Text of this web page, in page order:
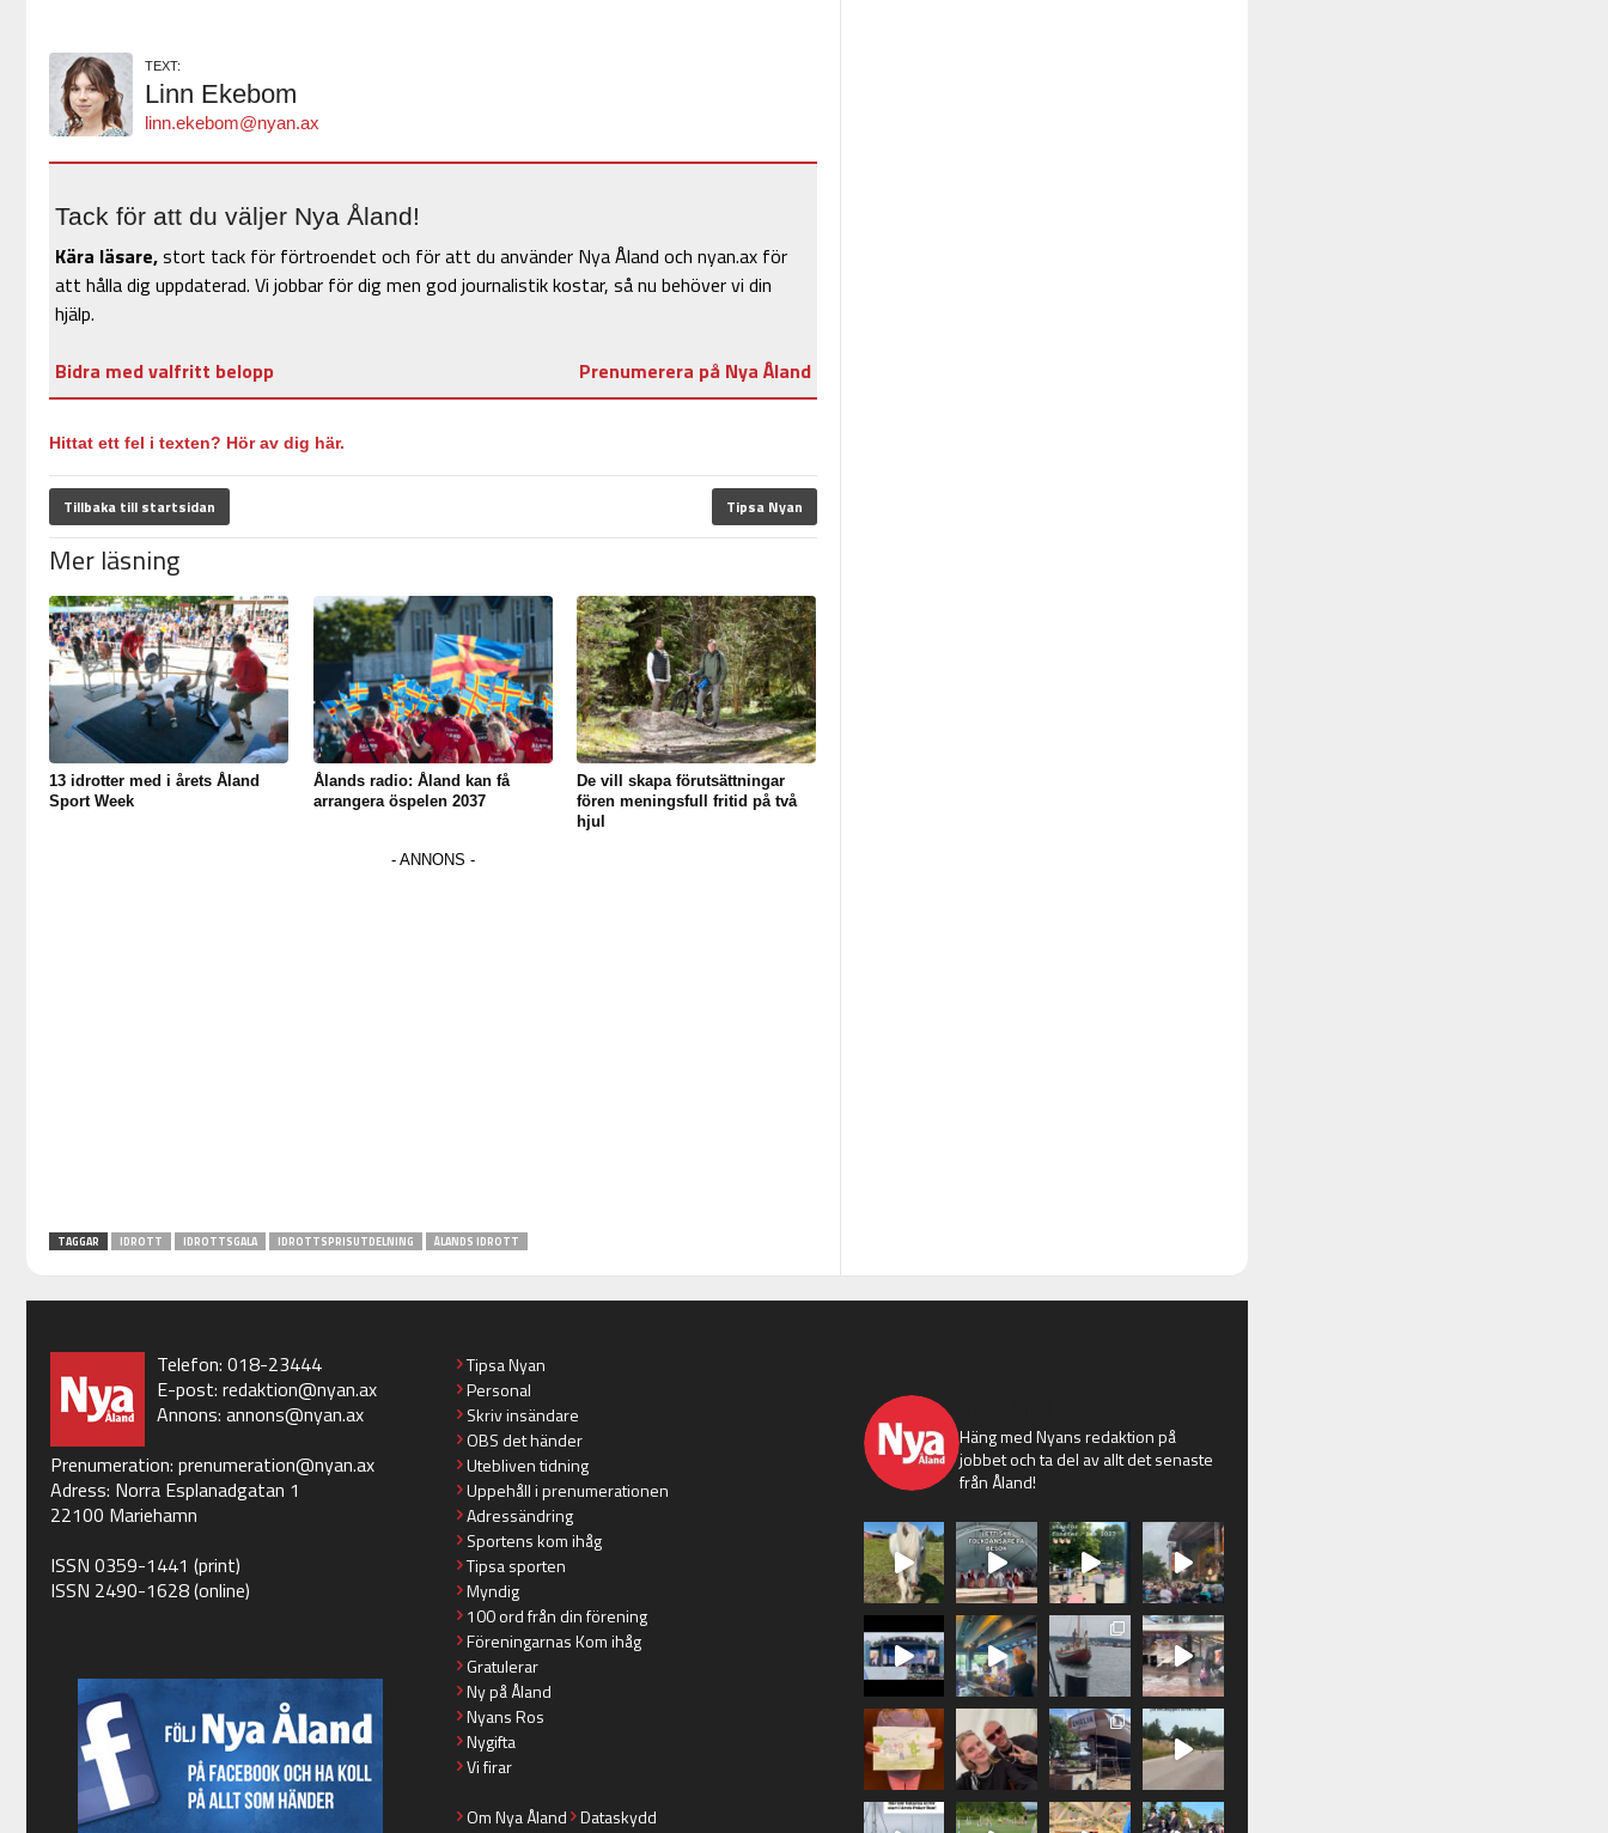
TEXT:
Linn Ekebom
linn.ekebom@nyan.ax
Tack för att du väljer Nya Åland!
Kära läsare,stort tack för förtroendet och för att du använder Nya Åland och nyan.ax för
att hålla dig uppdaterad. Vi jobbar för dig men god journalistik kostar, så nu behöver vi din
hjälp.
Bidra med valfritt belopp
Prenumerera på Nya Åland
Hittat ett fel i texten? Hör av dig här.
Tillbaka till startsidan Tipsa Nyan
Mer läsning
13 idrotter med i årets Åland
Sport Week
Ålands radio: Åland kan få
arrangera öspelen 2037
De vill skapa förutsättningar
fören meningsfull fritid på två
hjul
TAGGAR IDROTT IDROTTSGALA IDROTTSPRISUTDELNING ÅLANDS IDROTT
Telefon: 018-23444
E-post: redaktion@nyan.ax
Annons: annons@nyan.ax
Prenumeration: prenumeration@nyan.ax
Adress: Norra Esplanadgatan 1
22100 Mariehamn
ISSN 0359-1441 (print)
ISSN 2490-1628 (online)
Tipsa Nyan
Personal
Skriv insändare
OBS det händer
Utebliven tidning
Uppehåll i prenumerationen
Adressändring
Sportens kom ihåg
Tipsa sporten
Myndig
100 ord från din förening
Föreningarnas Kom ihåg
Gratulerar
Ny på Åland
Nyans Ros
Nygifta
Vi firar
Om Nya Åland Dataskydd
Häng med Nyans redaktion på
jobbet och ta del av allt det senaste
från Åland!